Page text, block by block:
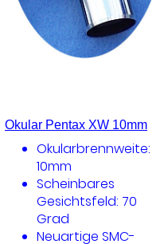
Okular Pentax XW 10mm
Okularbrennweite:
10mm
Scheinbares
Gesichtsfeld: 70
Grad
Neuartige SMC-